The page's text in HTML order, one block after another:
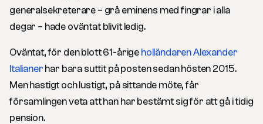
generalsekreterare – grå eminens med fingrar i alla
degar – hade oväntat blivit ledig.
Oväntat, för den blott 61-årige holländaren Alexander
Italianer har bara suttit på posten sedan hösten 2015.
Men hastigt och lustigt, på sittande möte, får
församlingen veta att han har bestämt sig för att gå i tidig
pension.